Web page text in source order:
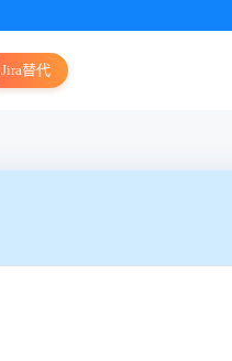
Jira替代